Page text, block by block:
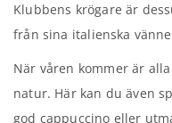
Klubbens krögare är
från sina italienska
När våren kommer är
natur. Här kan du även
god cappuccino eller